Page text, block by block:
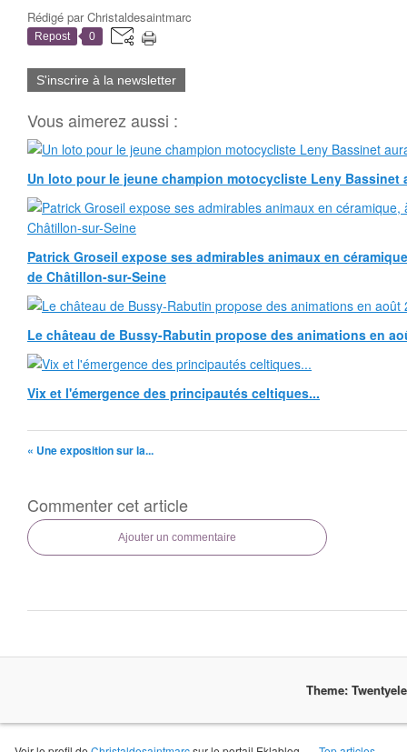
Rédigé parChristaldesaintmarc
Repost 0
S'inscrire à la newsletter
Vous aimerez aussi :
Un loto pour le jeune champion motocycliste Leny Bassinet
Patrick Groseil expose ses admirables animaux en
de Châtillon-sur-Seine
Le château de Bussy-Rabutin propose des animations en
Vix et l'émergence des principautés celtiques...
« Une exposition sur la...
Commenter cet article
Ajouter un commentaire
Theme: